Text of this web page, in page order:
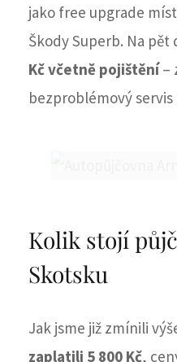
jako free upgrade
Škody Superb. Na pět
Kč včetně pojištění–
bezproblémový
Kolik stojí
Skotsku
Jak jsme již zmínili
zaplatili 5 800 Kč,